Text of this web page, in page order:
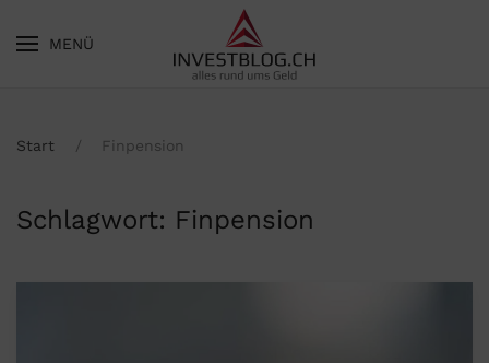
Skip to main content
MENÜ
Start Finpension
Schlagwort: Finpension